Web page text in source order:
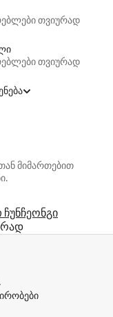
თვიურად
თვიურად
მიმართებით